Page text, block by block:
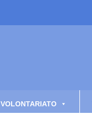
VOLONTARIATO